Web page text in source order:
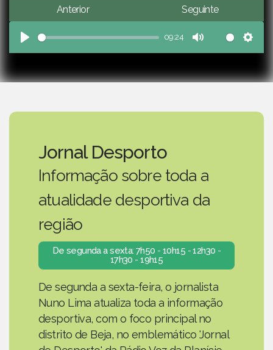
Anterior Seguinte
Play
09:24
Mute
Jornal Desporto
Informação sobre toda a
atualidade desportiva da
região
De segunda a sexta: 7h50 - 10h15 - 12h30 -
17h30 - 19h15
De segunda a sexta-feira, o jornalista
Nuno Lima atualiza toda a informação
desportiva, com o foco principal no
distrito de Beja, no emblemático 'Jornal